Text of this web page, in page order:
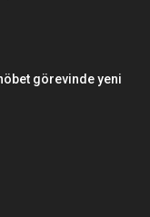
görevinde yeni